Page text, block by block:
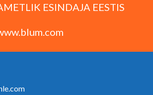
ESINDAJA EESTIS